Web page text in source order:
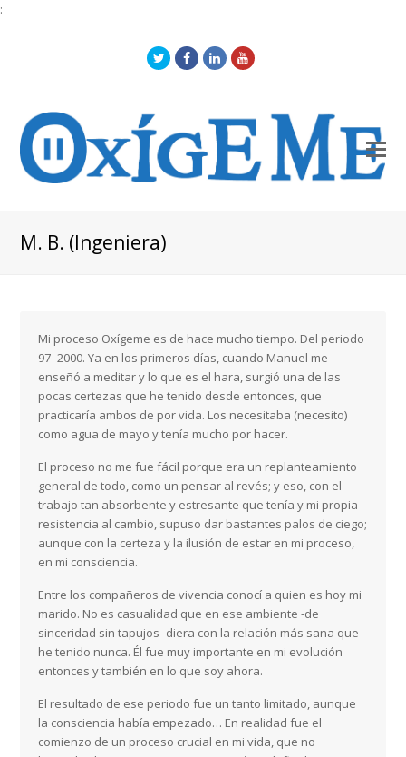
:
TwitterFacebook
LinkedInYoutube
M. B. (Ingeniera)
Mi proceso Oxígeme es de hace mucho tiempo. Del periodo
97 -2000. Ya en los primeros días, cuando Manuel me
enseñó a meditar y lo que es el hara, surgió una de las
pocas certezas que he tenido desde entonces, que
practicaría ambos de por vida. Los necesitaba (necesito)
como agua de mayo y tenía mucho por hacer.
El proceso no me fue fácil porque era un replanteamiento
general de todo, como un pensar al revés; y eso, con el
trabajo tan absorbente y estresante que tenía y mi propia
resistencia al cambio, supuso dar bastantes palos de ciego;
aunque con la certeza y la ilusión de estar en mi proceso,
en mi consciencia.
Entre los compañeros de vivencia conocí a quien es hoy mi
marido. No es casualidad que en ese ambiente -de
sinceridad sin tapujos- diera con la relación más sana que
he tenido nunca. Él fue muy importante en mi evolución
entonces y también en lo que soy ahora.
El resultado de ese periodo fue un tanto limitado, aunque
la consciencia había empezado… En realidad fue el
comienzo de un proceso crucial en mi vida, que no